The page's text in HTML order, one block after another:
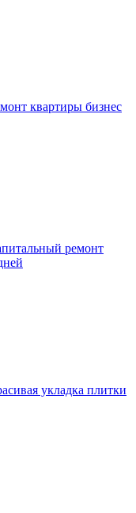
квартиры бизнес
ремонт
укладка плитки